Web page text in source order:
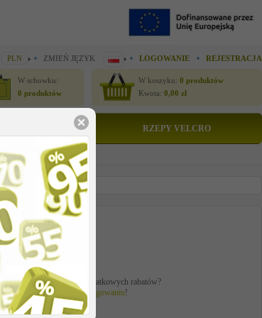
PLN ZMIEŃ JĘZYK LOGOWANIE REJESTRACJA
W schowku:
0 produktów
W koszyku: 0 produktów
Kwota: 0,00 zł
RZEPY VELCRO
Cena netto
947,58 zł
Chcesz korzystać z dodatkowych rabatów?
Najlepszeceny pozalogowaniu!